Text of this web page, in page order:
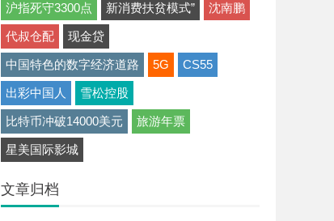
沪指死守3300点 新消费扶贫模式” 沈南鹏
代叔仓配 现金贷
中国特色的数字经济道路 5G CS55
出彩中国人 雪松控股
比特币冲破14000美元 旅游年票
星美国际影城
文章归档